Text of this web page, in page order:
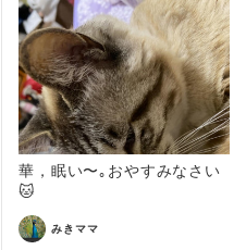
華，眠い〜｡おやすみなさい
🐱
みきママ